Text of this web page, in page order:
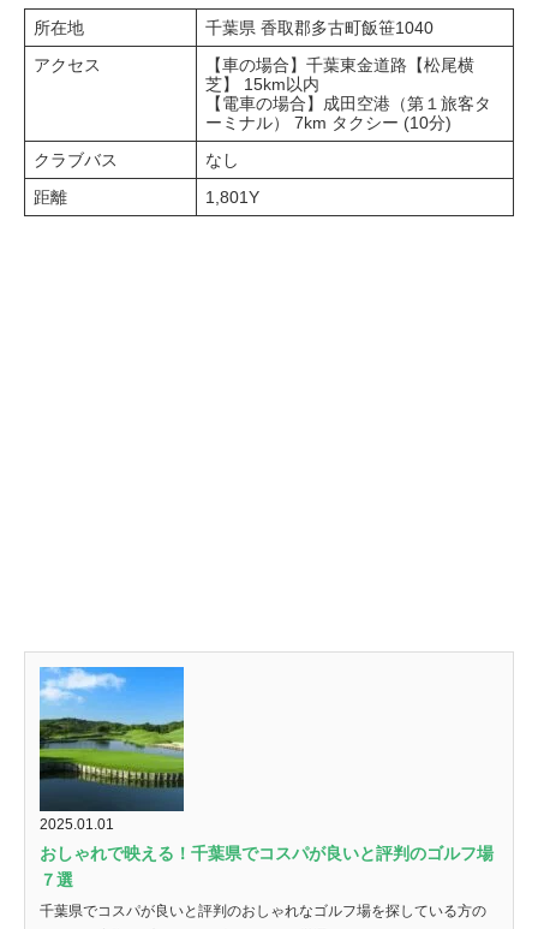
所在地
千葉県 香取郡多古町飯笹1040
アクセス
【車の場合】 千葉東金道路【松尾横
芝】
15km以内
【電車の場合】 成田空港（第１旅客タ
ーミナル） 7km タクシー (10分)
クラブバス
なし
距離
1,801Y
2025.01.01
おしゃれで映える！千葉県でコスパが良いと評判のゴルフ場
７選
千葉県でコスパが良いと評判のおしゃれなゴルフ場を探している方の